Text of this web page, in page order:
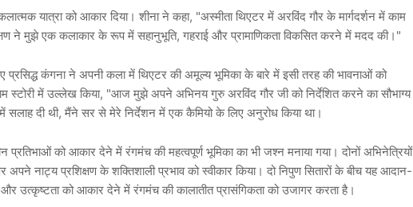
यात्रा को आकार दिया। शीना ने कहा, "अस्मीता थिएटर में अरविंद गौर के मार्गदर्शन में काम
ने मुझे एक कलाकार के रूप में सहानुभूति, गहराई और प्रामाणिकता विकसित करने में मदद की।"
कंगना ने अपनी कला में थिएटर की अमूल्य भूमिका के बारे में इसी तरह की भावनाओं को
स्टोरी में उल्लेख किया, "आज मुझे अपने अभिनय गुरु अरविंद गौर जी को निर्देशित करने का सौभाग्य
सलाह दी थी, मैंने सर से मेरे निर्देशन में एक कैमियो के लिए अनुरोध किया था।
प्रतिभाओं को आकार देने में रंगमंच की महत्वपूर्ण भूमिका का भी जश्न मनाया गया। दोनों अभिनेत्रियों
नाट्य प्रशिक्षण के शक्तिशाली प्रभाव को स्वीकार किया। दो निपुण सितारों के बीच यह आदान-
उत्कृष्टता को आकार देने में रंगमंच की कालातीत प्रासंगिकता को उजागर करता है।